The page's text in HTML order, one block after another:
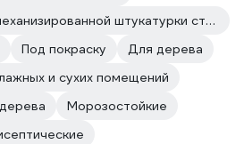
Оборудование для механизированной штукатурки стен
Под покраску
Для дерева
и сухих помещений
Морозостойкие